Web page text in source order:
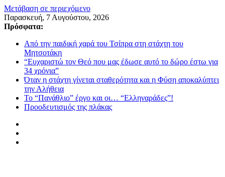
Μετάβαση σε περιεχόμενο
Παρασκευή, 7 Αυγούστου, 2026
Πρόσφατα:
Από την παιδική χαρά του Τσίπρα στη στάχτη του
Μητσοτάκη
“Ευχαριστώ τον Θεό που μας έδωσε αυτό το δώρο έστω για
34 χρόνια”
Όταν η στάχτη γίνεται σταθερότητα και η Φύση αποκαλύπτει
την Αλήθεια
Το “Πανάθλιο” έργο και οι… “Ελληναράδες”!
Προοδευτισμός της πλάκας